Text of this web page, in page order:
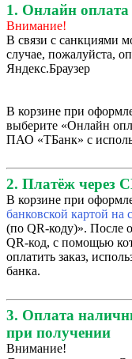
1. Онлайн оплата
Внимание!
В связи с санкциями
случае, пожалуйста,
Яндекс.Браузер
В корзине при
выберите «Онлайн
ПАО «ТБанк» с
2. Платёж через
В корзине при
банковской картой на
(по QR-коду)». После
QR-код, с помощью
оплатить заказ,
банка.
3. Оплата
при получении
Внимание!